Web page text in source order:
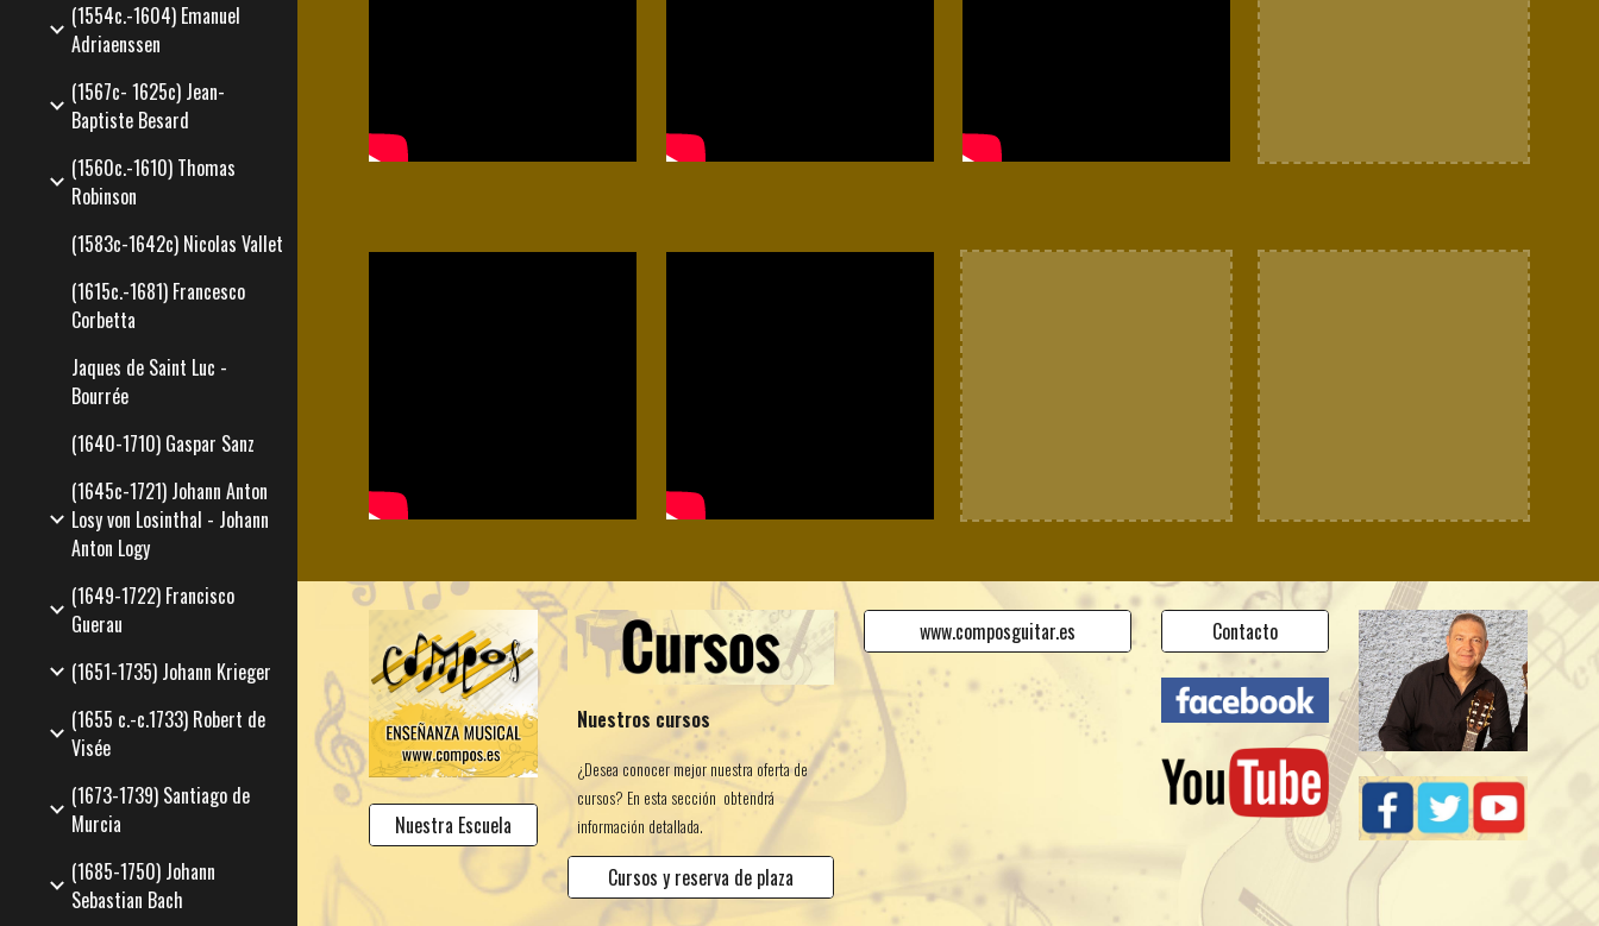
(1554c.-1604) Emanuel
Adriaenssen
(1567c- 1625c) Jean-
Baptiste Besard
(1560c.-1610) Thomas
Robinson
(1583c-1642c) Nicolas Vallet
(1615c.-1681) Francesco
Corbetta
Jaques de Saint Luc -
Bourrée
(1640-1710) Gaspar Sanz
(1645c-1721) Johann Anton
Losy von Losinthal - Johann
Anton Logy
(1649-1722) Francisco
Guerau
(1651-1735) Johann Krieger
(1655 c.-c.1733) Robert de
Visée
(1673-1739) Santiago de
Murcia
(1685-1750) Johann
Sebastian Bach
Nuestra Escuela
Nuestros cursos
¿Desea conocer mejor nuestra oferta de
cursos? En esta sección obtendrá
información detallada.
Cursos y reserva de plaza
www.composguitar.es Contacto